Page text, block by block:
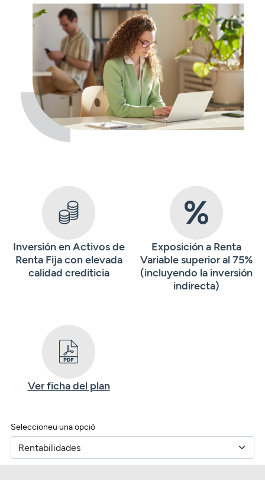
Inversión en Activos de
Renta Fija con elevada
calidad crediticia
Exposición a Renta
Variable superior al 75%
(incluyendo la inversión
indirecta)
Ver ficha del plan
Seleccioneu una opció